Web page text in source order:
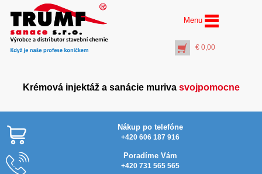
Menu
€ 0,00
Krémová injektáž a sanácie muriva svojpomocne
Nákup po telefóne
+420 606 187 916
Poradíme Vám
+420 731 565 565
PROFI Postrekovač